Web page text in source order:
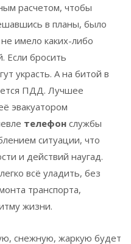
расчетом, чтобы
в планы, было
имело каких-либо
Если бросить
украсть. А на битой в
ПДД. Лучшее
эвакуатором
телефон службы
ситуации, что
и действий наугад.
всё уладить, без
транспорта,
жизни.
снежную, жаркую будет